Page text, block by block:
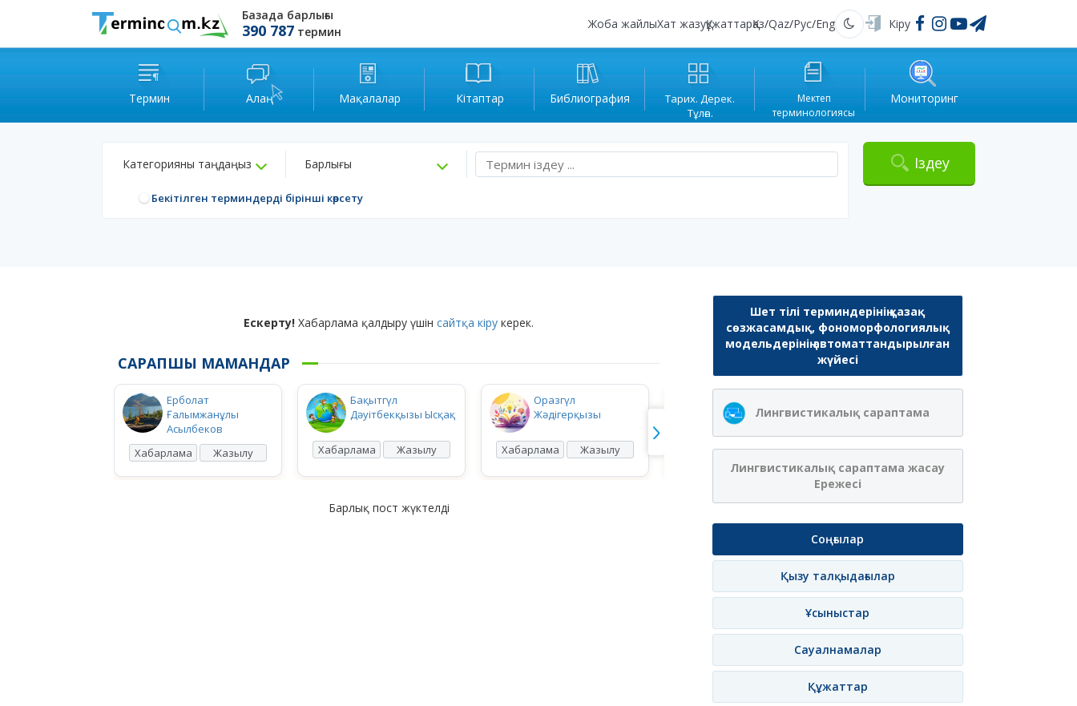
Базада барлығы
390 787 термин
Жоба жайлыХат жазуҚұжаттарҚаз/Qaz/Рус/Eng Қараңғы Кіру
Термин Алаң Мақалалар Кітаптар Библиография
Тарих. Дерек.
Тұлға.
Мектеп
терминологиясы
Мониторинг
Категорияны таңдаңыз Барлығы
Бекітілген терминдерді бірінші көрсету
Іздеу
Ескерту! Хабарлама қалдыру үшінсайтқа кіру керек.
САРАПШЫ МАМАНДАР
Ерболат
Ғалымжанұлы
Асылбеков
Хабарлама
Жазылу
Бақытгүл
Дәуітбекқызы Ысқақ
Хабарлама Жазылу
Оразгүл
Жәдігерқызы
Хабарлама Жазылу
Ақжібек
Нұрланқызы Ахмет
Хабарлама Жазылу
Итеғұлова
Хабарлама Жазылу
Барлық пост жүктелді
Шет тілі терминдерінің қазақ
сөзжасамдық, фономорфологиялық
модельдерінің автоматтандырылған
жүйесі
Лингвистикалық сараптама
Лингвистикалық сараптама жасау
Ережесі
Соңғылар
Қызу талқыдағылар
Ұсыныстар
Сауалнамалар
Құжаттар